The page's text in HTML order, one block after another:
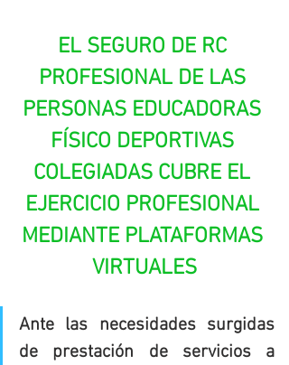
EL SEGURO DE RC
PROFESIONAL DE LAS
PERSONAS EDUCADORAS
FÍSICO DEPORTIVAS
COLEGIADAS CUBRE EL
EJERCICIO PROFESIONAL
MEDIANTE PLATAFORMAS
VIRTUALES
Ante las necesidades surgidas
de prestación de servicios a